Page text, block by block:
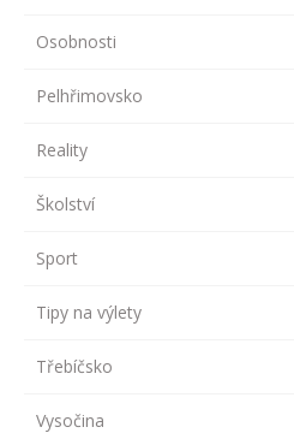
Osobnosti
Pelhřimovsko
Reality
Školství
Sport
Tipy na výlety
Třebíčsko
Vysočina